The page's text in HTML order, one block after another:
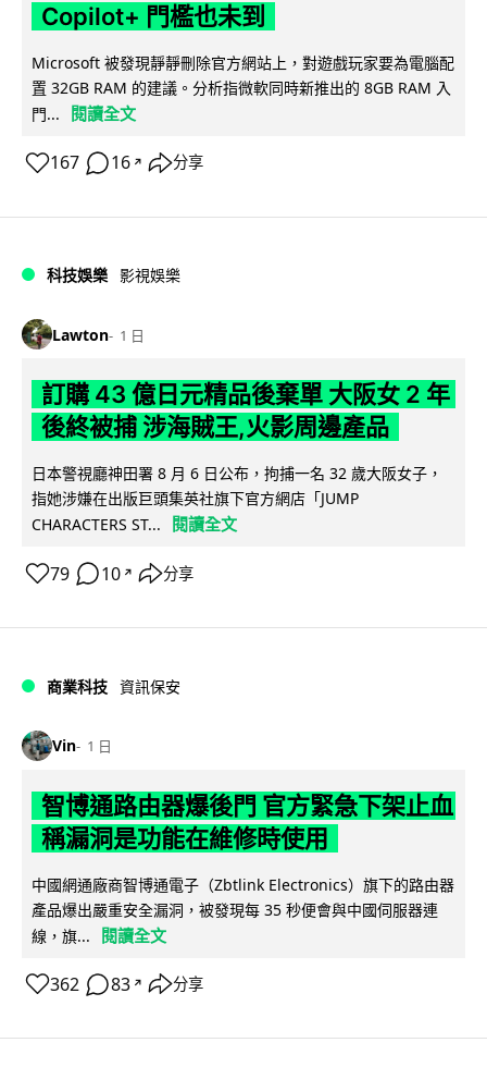
Copilot+ 門檻也未到
Microsoft 被發現靜靜刪除官方網站上，對遊戲玩家要為電腦配
置 32GB RAM 的建議。分析指微軟同時新推出的 8GB RAM 入
門...
閱讀全文
167 16 ↗ 分享
科技娛樂 影視娛樂
Lawton 1 日
訂購 43 億日元精品後棄單 大阪女 2 年
後終被捕 涉海賊王,火影周邊產品
日本警視廳神田署 8 月 6 日公布，拘捕一名 32 歲大阪女子，
指她涉嫌在出版巨頭集英社旗下官方網店「JUMP
CHARACTERS ST...
閱讀全文
79 10 ↗ 分享
商業科技 資訊保安
Vin 1 日
智博通路由器爆後門 官方緊急下架止血
稱漏洞是功能在維修時使用
中國網通廠商智博通電子（Zbtlink Electronics）旗下的路由器
產品爆出嚴重安全漏洞，被發現每 35 秒便會與中國伺服器連
線，旗...
閱讀全文
362 83 ↗ 分享